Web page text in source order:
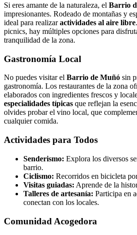
Si eres amante de la naturaleza, el Barrio
impresionantes. Rodeado de montañas y
ideal para realizaractividades al aire libre
picnics, hay múltiples opciones para
tranquilidad de la zona.
Gastronomía Local
No puedes visitar el Barrio de Muñó sin
gastronomía. Los restaurantes de la zona
elaborados con ingredientes frescos y
especialidades típicas que reflejan la
olvides probar el vino local, que
cualquier comida.
Actividades para Todos
Senderismo: Explora los diversos
barrio.
Ciclismo: Recorridos en bicicleta
Visitas guiadas: Aprende de la
Talleres de artesanía: Participa en
conectan con los locales.
Comunidad Acogedora